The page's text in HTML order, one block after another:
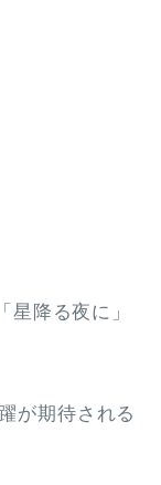
降る夜に」
が期待される